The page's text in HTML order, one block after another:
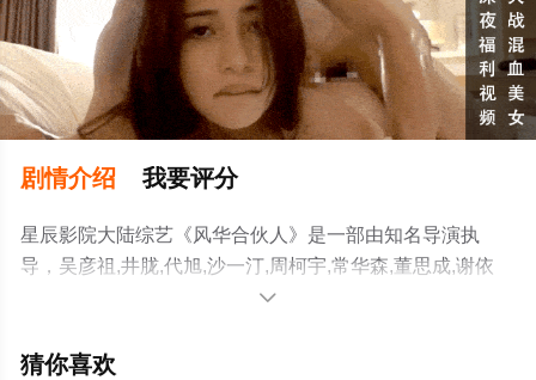
剧情介绍 我要评分
星辰影院大陆综艺《风华合伙人》是一部由知名导演执
导，吴彦祖,井胧,代旭,沙一汀,周柯宇,常华森,董思成,谢依
霖,小虎,尹子维等演员精彩演绎的中国大陆综艺，大结局剧
艺节目就上星辰影视，更多相关信息可移步至豆瓣综艺、

猜你喜欢